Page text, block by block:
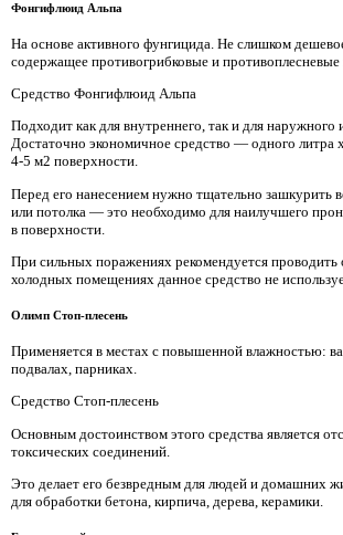
Фонгифлюид Альпа
На основе активного фунгицида. Не слишком
содержащее противогрибковые и противоплесневые
Средство Фонгифлюид Альпа
Подходит как для внутреннего, так и для наружного
Достаточно экономичное средство — одного литра
4-5 м2 поверхности.
Перед его нанесением нужно тщательно зашкурить
или потолка — это необходимо для наилучшего
в поверхности.
При сильных поражениях рекомендуется
холодных помещениях данное средство не
Олимп Стоп-плесень
Применяется в местах с повышенной влажностью:
подвалах, парниках.
Средство Стоп-плесень
Основным достоинством этого средства является
токсических соединений.
Это делает его безвредным для людей и домашних
для обработки бетона, кирпича, дерева, керамики.